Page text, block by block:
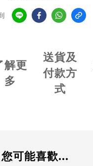
解更
多
送貨及
付款方
式
您可能喜歡...